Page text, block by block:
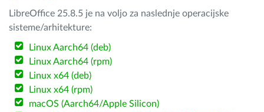
LibreOffice 25.8.5 je na voljo za naslednje operacijske
sisteme/arhitekture:
Linux Aarch64 (deb)
Linux Aarch64 (rpm)
Linux x64 (deb)
Linux x64 (rpm)
macOS (Aarch64/Apple Silicon)